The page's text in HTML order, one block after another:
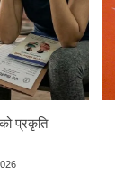
प्रकृति